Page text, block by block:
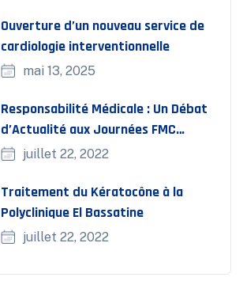
Ouverture d’un nouveau service de
cardiologie interventionnelle
mai 13, 2025
Responsabilité Médicale : Un Débat
d’Actualité aux Journées FMC
Bassatine
juillet 22, 2022
Traitement du Kératocône à la
Polyclinique El Bassatine
juillet 22, 2022